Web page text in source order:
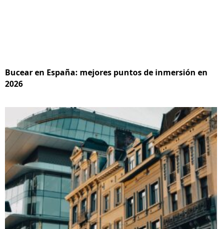
Bucear en España: mejores puntos de inmersión en
2026